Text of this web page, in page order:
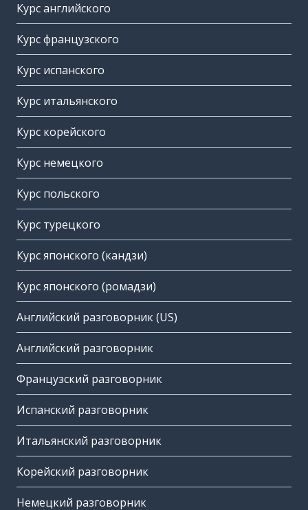
Курс английского
Курс французского
Курс испанского
Курс итальянского
Курс корейского
Курс немецкого
Курс польского
Курс турецкого
Курс японского (кандзи)
Курс японского (ромадзи)
Английский разговорник (US)
Английский разговорник
Французский разговорник
Испанский разговорник
Итальянский разговорник
Корейский разговорник
Немецкий разговорник